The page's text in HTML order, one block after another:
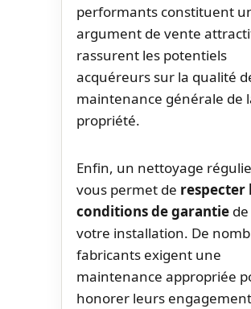
performants constituent
argument de vente
rassurent les potentiels
acquéreurs sur la qualité
maintenance générale de
propriété.
Enfin, un nettoyage
vous permet de respecter
conditions de garantie de
votre installation. De
fabricants exigent une
maintenance appropriée
honorer leurs